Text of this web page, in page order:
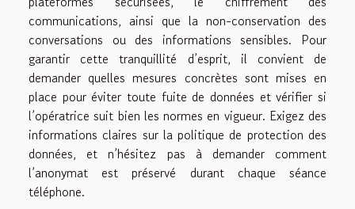
communications, ainsi que la non-conservation des
conversations ou des informations sensibles. Pour
garantir cette tranquillité d’esprit, il convient de
demander quelles mesures concrètes sont mises en
place pour éviter toute fuite de données et vérifier si
l’opératrice suit bien les normes en vigueur. Exigez des
informations claires sur la politique de protection des
données, et n’hésitez pas à demander comment
l’anonymat est préservé durant chaque séance
téléphone.